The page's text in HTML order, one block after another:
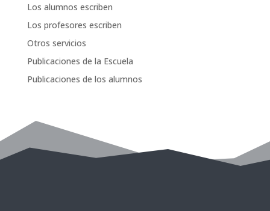
Los alumnos escriben
Los profesores escriben
Otros servicios
Publicaciones de la Escuela
Publicaciones de los alumnos